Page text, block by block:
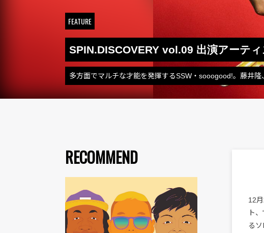
FEATURE
SPIN.DISCOVERY vol.09 出演アーテ
多方面でマルチな才能を発揮するSSW・sooogood!。藤井
RECOMMEND
12
ト
るソ